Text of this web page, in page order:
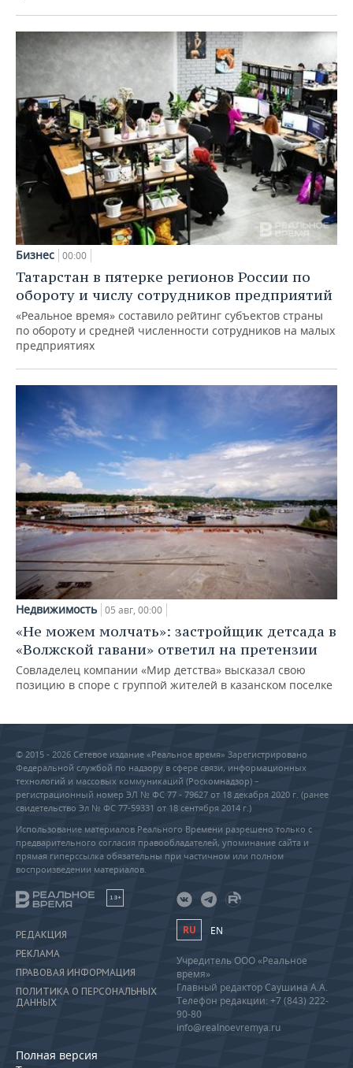
Бизнес 00:00
Татарстан в пятерке регионов России по
обороту и числу сотрудников предприятий
«Реальное время» составило рейтинг субъектов страны
по обороту и средней численности сотрудников на малых
предприятиях
Недвижимость 05 авг, 00:00
«Не можем молчать»: застройщик детсада в
«Волжской гавани» ответил на претензии
Совладелец компании «Мир детства» высказал свою
позицию в споре с группой жителей в казанском поселке
© 2015 - 2026 Сетевое издание «Реальное время» Зарегистрировано
Федеральной службой по надзору в сфере связи, информационных
технологий и массовых коммуникаций (Роскомнадзор) –
регистрационный номер ЭЛ № ФС 77 - 79627 от 18 декабря 2020 г. (ранее
свидетельство Эл № ФС 77-59331 от 18 сентября 2014 г.)
Использование материалов Реального Времени разрешено только с
предварительного согласия правообладателей, упоминание сайта и
прямая гиперссылка обязательны при частичном или полном
воспроизведении материалов.
18+
РЕДАКЦИЯ
РЕКЛАМА
ПРАВОВАЯ ИНФОРМАЦИЯ
ПОЛИТИКА О ПЕРСОНАЛЬНЫХ
ДАННЫХ
Полная версия
RU EN
Учредитель ООО «Реальное
время»
Главный редактор Саушина А.А.
Телефон редакции: +7 (843) 222-
90-80
info@realnoevremya.ru